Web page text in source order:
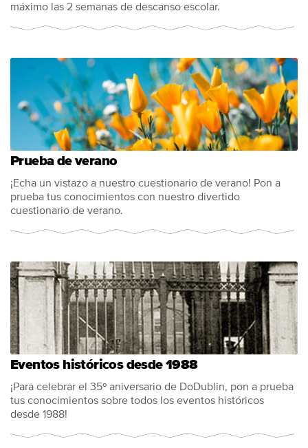
máximo las 2 semanas de descanso escolar.
Prueba de verano
¡Echa un vistazo a nuestro cuestionario de verano! Pon a
prueba tus conocimientos con nuestro divertido
cuestionario de verano.
Eventos históricos desde 1988
¡Para celebrar el 35º aniversario de DoDublin, pon a prueba
tus conocimientos sobre todos los eventos históricos
desde 1988!